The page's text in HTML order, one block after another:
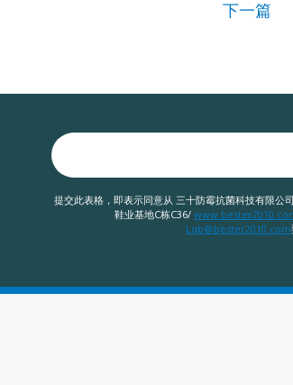
下一篇
提交此表格，即表示同意从 三十防霉抗菌科技有限公
鞋业基地C栋C36/
Lqb@bester2010.com